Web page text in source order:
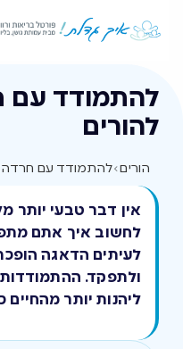
להתמודד עם
להורים
הורים›
אין דבר טבעי יותר
לחשוב איך אתם
לעיתים הדאגה
ולתפקד.
ליהנות יותר מהחיים